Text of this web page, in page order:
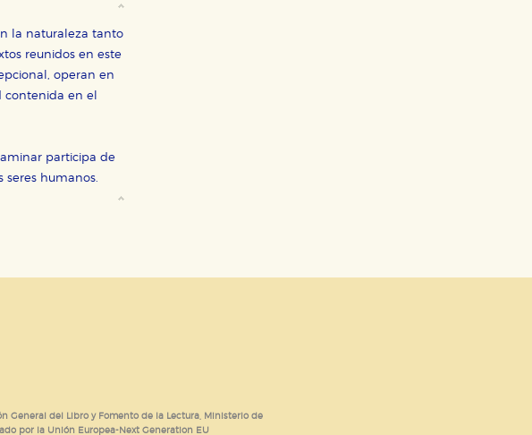
la naturaleza tanto
reunidos en este
operan en
contenida en el
participa de
seres humanos.
General del Libro y Fomento de la Lectura, Ministerio de
por la Unión Europea-Next Generation EU
mostrar publicidad relevante para sus intereses en
en la identificación única de su navegador y